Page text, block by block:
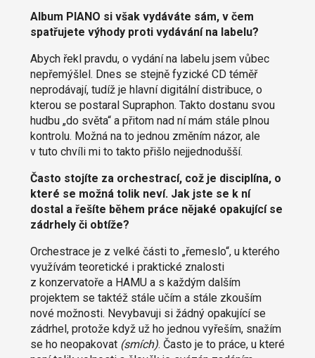
Album PIANO si však vydáváte sám, v čem
spatřujete výhody proti vydávání na labelu?
Abych řekl pravdu, o vydání na labelu jsem vůbec
nepřemýšlel. Dnes se stejně fyzické CD téměř
neprodávají, tudíž je hlavní digitální distribuce, o
kterou se postaral Supraphon. Takto dostanu svou
hudbu „do světa“ a přitom nad ní mám stále plnou
kontrolu. Možná na to jednou změním názor, ale
v tuto chvíli mi to takto přišlo nejjednodušší.
Často stojíte za orchestrací, což je disciplína, o
které se možná tolik neví. Jak jste se k ní
dostal a řešíte během práce nějaké opakující se
zádrhely či obtíže?
Orchestrace je z velké části to „řemeslo“, u kterého
využívám teoretické i praktické znalosti
z konzervatoře a HAMU a s každým dalším
projektem se taktéž stále učím a stále zkouším
nové možnosti. Nevybavuji si žádný opakující se
zádrhel, protože když už ho jednou vyřeším, snažím
se ho neopakovat (smích). Často je to práce, u které